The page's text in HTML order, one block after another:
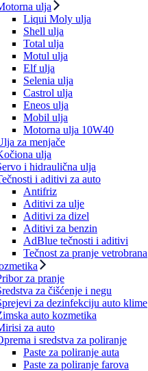
ulja
Liqui Moly ulja
Shell ulja
Total ulja
Motul ulja
Elf ulja
Selenia ulja
Castrol ulja
Eneos ulja
Mobil ulja
Motorna ulja 10W40
za menjače
ulja
i hidraulična ulja
i aditivi za auto
Antifriz
Aditivi za ulje
Aditivi za dizel
Aditivi za benzin
AdBlue tečnosti i aditivi
Tečnost za pranje vetrobrana
za pranje
za čišćenje i negu
za dezinfekciju auto klime
auto kozmetika
za auto
i sredstva za poliranje
Paste za poliranje auta
Paste za poliranje farova